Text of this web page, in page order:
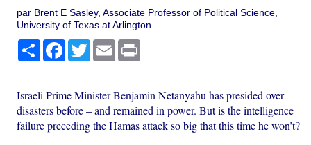
par Brent E Sasley, Associate Professor of Political Science,
University of Texas at Arlington
PartagerFacebook
TwitterEmail
Israeli Prime Minister Benjamin Netanyahu has presided over
disasters before – and remained in power. But is the intelligence
failure preceding the Hamas attack so big that this time he won’t?